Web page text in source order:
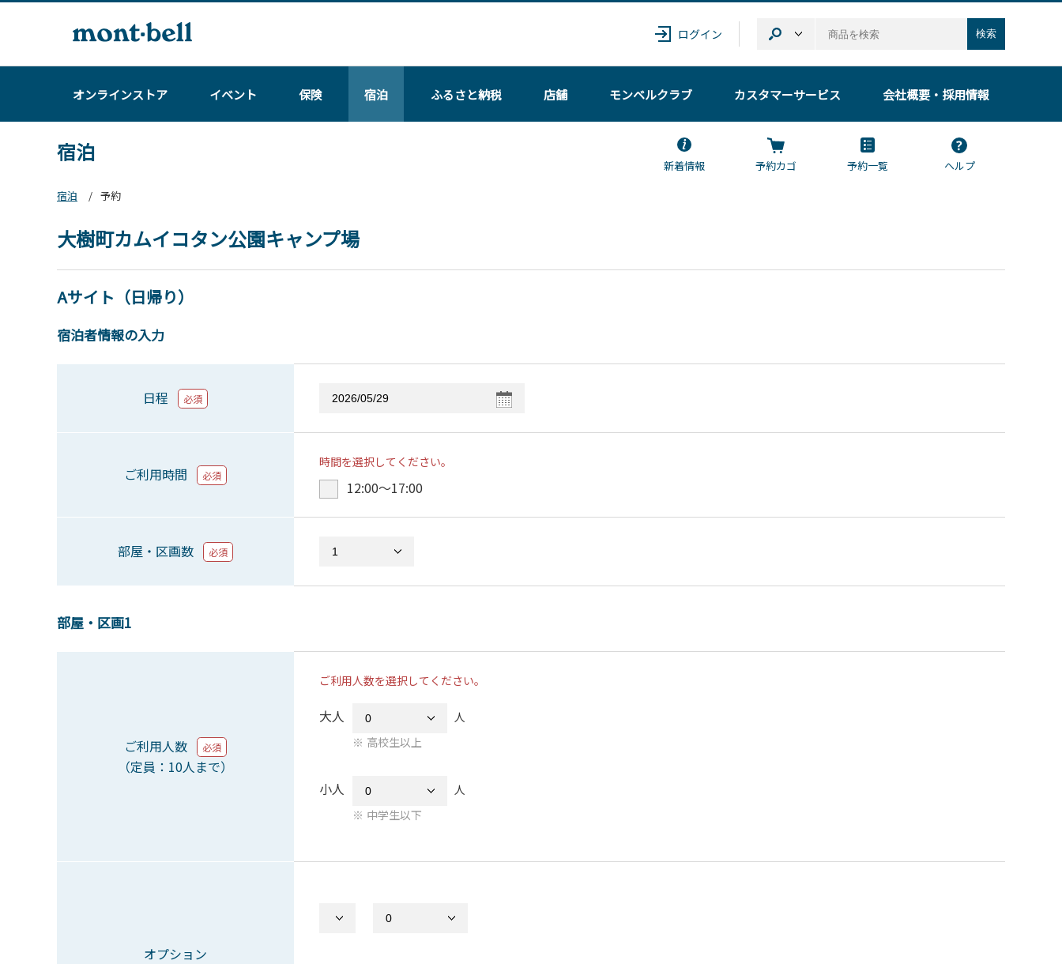
ログイン 検索
オンラインストア イベント 保険 宿泊 ふるさと納税 店舗 モンベルクラブ カスタマーサービス 会社概要・採用情報
宿泊
新着情報 予約カゴ 予約一覧
ヘルプ
宿泊
予約
大樹町カムイコタン公園キャンプ場
Aサイト（日帰り）
宿泊者情報の入力
日程 必須
ご利用時間 必須
時間を選択してください。
12:00〜17:00
部屋・区画数 必須
部屋・区画1
ご利用人数 必須
（定員：10人まで）
ご利用人数を選択してください。
大人
人
高校生以上
小人
人
中学生以下
オプション